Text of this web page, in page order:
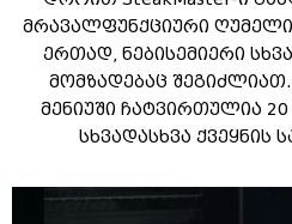
მრავალფუნქციური
ერთად, ნებისემიერი
მომზადებაც
მენიუში ჩატვირთულია
სხვადასხვა ქვეყნის